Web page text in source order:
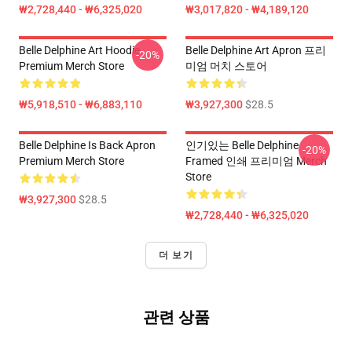
₩2,728,440 - ₩6,325,020 ₩3,017,820 - ₩4,189,120
Belle Delphine Art Hoodie
Premium Merch Store
₩5,918,510 - ₩6,883,110
-20%
Belle Delphine Art Apron 프리
미엄 머치 스토어
₩3,927,300$28.5
Belle Delphine Is Back Apron
Premium Merch Store
₩3,927,300$28.5
인기있는 Belle Delphine
Framed 인쇄 프리미엄 Merch
Store
₩2,728,440 - ₩6,325,020
-20%
더 보기
관련 상품